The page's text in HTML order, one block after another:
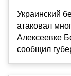
Украинский
атаковал
Алексеевке
сообщил